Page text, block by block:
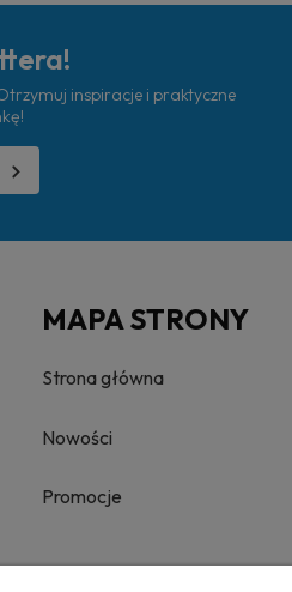
inspiracje i praktyczne
MAPA STRONY
Strona główna
Nowości
Promocje